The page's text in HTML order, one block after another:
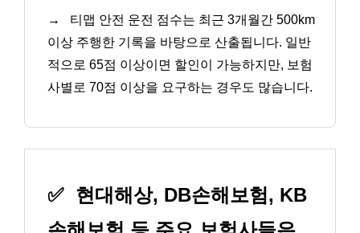
→
티맵 안전 운전 점수는 최근 3개월간 500km
이상 주행한 기록을 바탕으로 산출됩니다. 일반
적으로 65점 이상이면 할인이 가능하지만, 보험
사별로 70점 이상을 요구하는 경우도 많습니다.
✅
현대해상, DB손해보험, KB